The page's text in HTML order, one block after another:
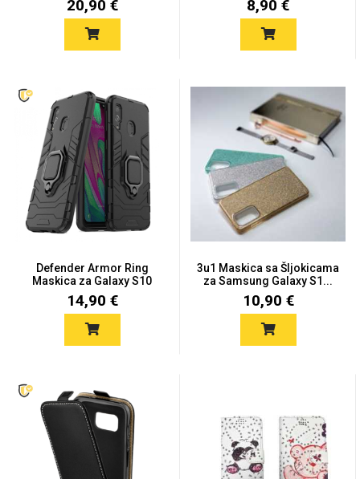
20,90 € 8,90 €
Defender Armor Ring
Maskica za Galaxy S10
14,90 €
3u1 Maskica sa Šljokicama
za Samsung Galaxy S1...
10,90 €
Za njega
Svijet životinja Auto - Moto motivi
Mandale / Cvjetni
motivi
Citati & Stihovi